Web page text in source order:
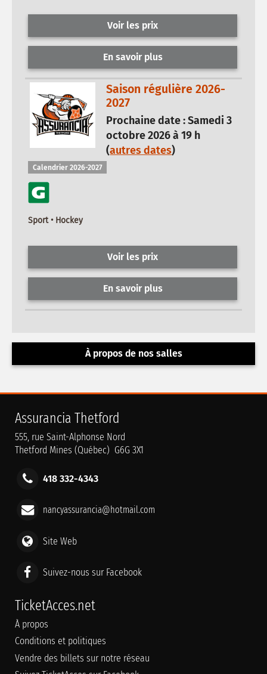
Voir les prix
En savoir plus
Saison régulière 2026-
2027
Prochaine date : Samedi 3
octobre 2026 à 19 h
(autres dates)
Calendrier 2026-2027
Sport • Hockey
Voir les prix
En savoir plus
À propos de nos salles
Assurancia Thetford
555, rue Saint-Alphonse Nord
Thetford Mines (Québec) G6G 3X1
418 332-4343
nancyassurancia@hotmail.com
Site Web
Suivez-nous sur Facebook
TicketAcces.net
À propos
Conditions et politiques
Vendre des billets sur notre réseau